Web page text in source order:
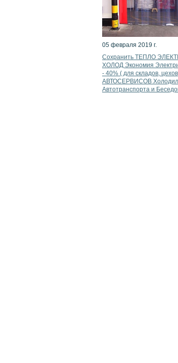
05 февраля 2019 г.
Сохранить ТЕПЛО
ХОЛОД Экономия
- 40% ( для складов,
АВТОСЕРВИСОВ
Автотранспорта и